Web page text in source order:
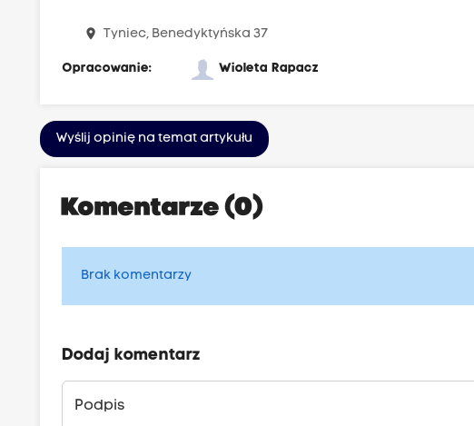
place Tyniec, Benedyktyńska 37
Opracowanie: Wioleta Rapacz
Wyślij opinię na temat artykułu
Komentarze (0)
Brak komentarzy
Dodaj komentarz
Podpis